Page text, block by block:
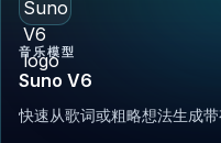
音乐模型
Suno V6
快速从歌词或粗略想法生成带